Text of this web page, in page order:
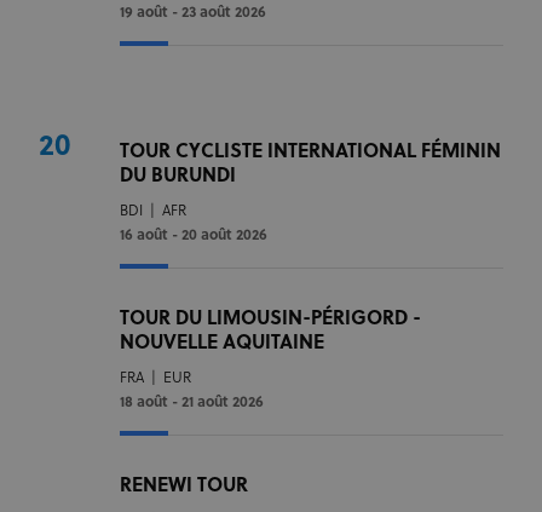
19 août - 23 août 2026
20
TOUR CYCLISTE INTERNATIONAL FÉMININ
DU BURUNDI
BDI |AFR
16 août - 20 août 2026
TOUR DU LIMOUSIN-PÉRIGORD -
NOUVELLE AQUITAINE
FRA
EUR
18 août - 21 août 2026
RENEWI TOUR